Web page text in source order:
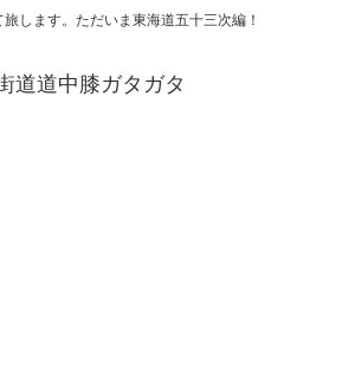
します。ただいま東海道五十三次編！
道道中膝ガタガタ